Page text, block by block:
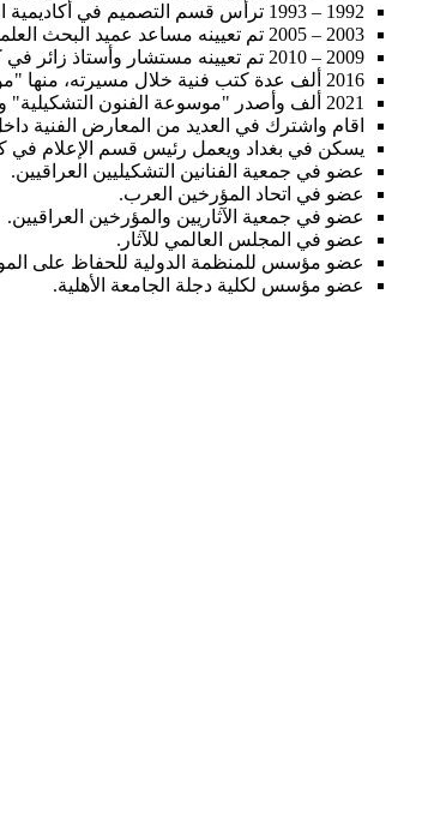
1992 – 1993 ترأس قسم التصميم في أكاديمية الفنون الجميلة في جامعة بغداد.
2003 – 2005 تم تعيينه مساعد عميد البحث العلمي والدراسات العليا في اكاديمية الفنون الجميلة في جامعة بغداد.
2009 – 2010 تم تعيينه مستشار وأستاذ زائر في كلية دجلة الجامعية في بغداد واربيل.
2016 ألف عدة كتب فنية خلال مسيرته، منها "موسوعة الديانة والأساطير البوذية" ونُشر من قبل دار الشروق في عمّان، الأردن.
2021 ألف وأصدر "موسوعة الفنون التشكيلية" ونُشر من قبل دار الآداب والفنون للطباعة والنشر في البصرة.
اقام واشترك في العديد من المعارض الفنية
يسكن في بغداد ويعمل رئيس قسم الإعلام في
عضو في جمعية الفنانين التشكيليين العراقيين.
عضو في اتحاد المؤرخين العرب.
عضو في جمعية الآثاريين والمؤرخين العراقيين.
عضو في المجلس العالمي للآثار.
عضو مؤسس للمنظمة الدولية للحفاظ على
عضو مؤسس لكلية دجلة الجامعة الأهلية.